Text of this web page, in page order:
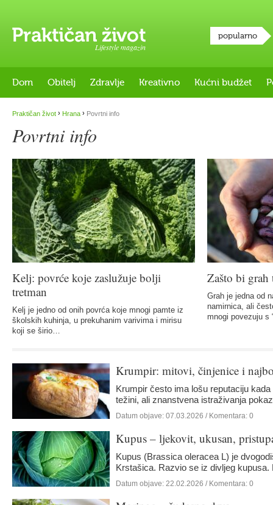
Lifestyle magazin
popularno
Dom Obitelj Zdravlje Kreativno Kućni budžet
Praktičan život › Hrana › Povrtni info
Povrtni info
Kelj: povrće koje zaslužuje bolji
tretman
Kelj je jedno od onih povrća koje mnogi pamte iz
školskih kuhinja, u prekuhanim varivima i mirisu
koji se širio…
Zašto bi grah
Grah je jedna od
namirnica, ali
mnogi povezuju s
Krumpir: mitovi, činjenice i
Krumpir često ima lošu reputaciju
težini, ali znanstvena istraživanja
Datum objave: 07.03.2026 / Komentara: 0
Kupus – ljekovit, ukusan,
Kupus (Brassica oleracea L) je
Krstašica. Razvio se iz divljeg
Datum objave: 22.02.2026 / Komentara: 0